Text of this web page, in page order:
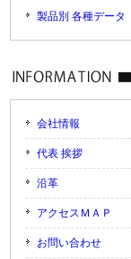
製品別 各種データ
会社情報
代表 挨拶
沿革
アクセスＭＡＰ
お問い合わせ